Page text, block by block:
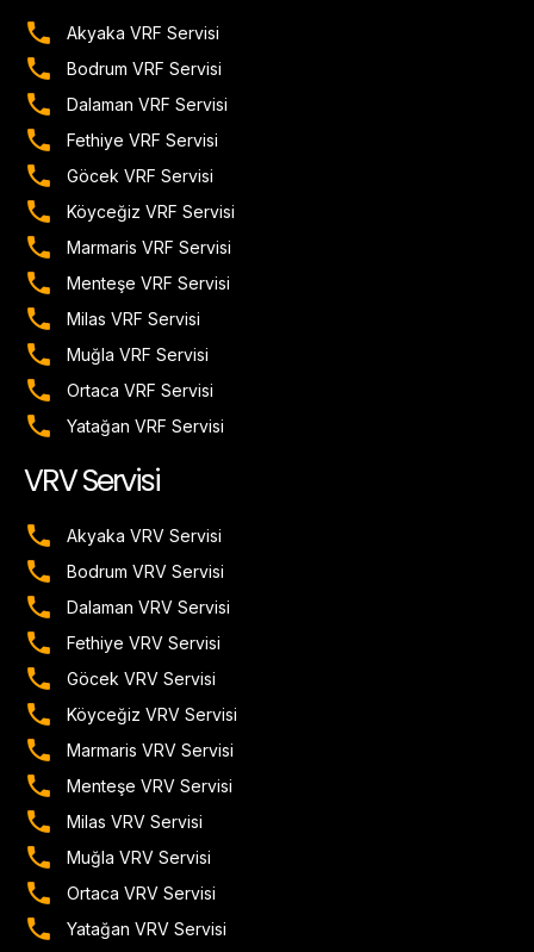
Akyaka VRF Servisi
Bodrum VRF Servisi
Dalaman VRF Servisi
Fethiye VRF Servisi
Göcek VRF Servisi
Köyceğiz VRF Servisi
Marmaris VRF Servisi
Menteşe VRF Servisi
Milas VRF Servisi
Muğla VRF Servisi
Ortaca VRF Servisi
Yatağan VRF Servisi
VRV Servisi
Akyaka VRV Servisi
Bodrum VRV Servisi
Dalaman VRV Servisi
Fethiye VRV Servisi
Göcek VRV Servisi
Köyceğiz VRV Servisi
Marmaris VRV Servisi
Menteşe VRV Servisi
Milas VRV Servisi
Muğla VRV Servisi
Ortaca VRV Servisi
Yatağan VRV Servisi